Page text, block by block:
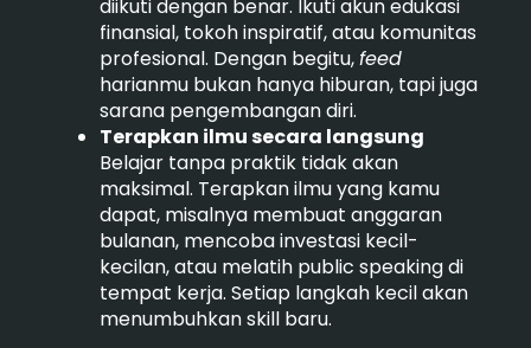
diikuti dengan benar. Ikuti akun edukasi
finansial, tokoh inspiratif, atau komunitas
profesional. Dengan begitu,feed
harianmu bukan hanya hiburan, tapi juga
sarana pengembangan diri.
Terapkan ilmu secara langsung
Belajar tanpa praktik tidak akan
maksimal. Terapkan ilmu yang kamu
dapat, misalnya membuat anggaran
bulanan, mencoba investasi kecil-
kecilan, atau melatih public speaking di
tempat kerja. Setiap langkah kecil akan
menumbuhkan skill baru.